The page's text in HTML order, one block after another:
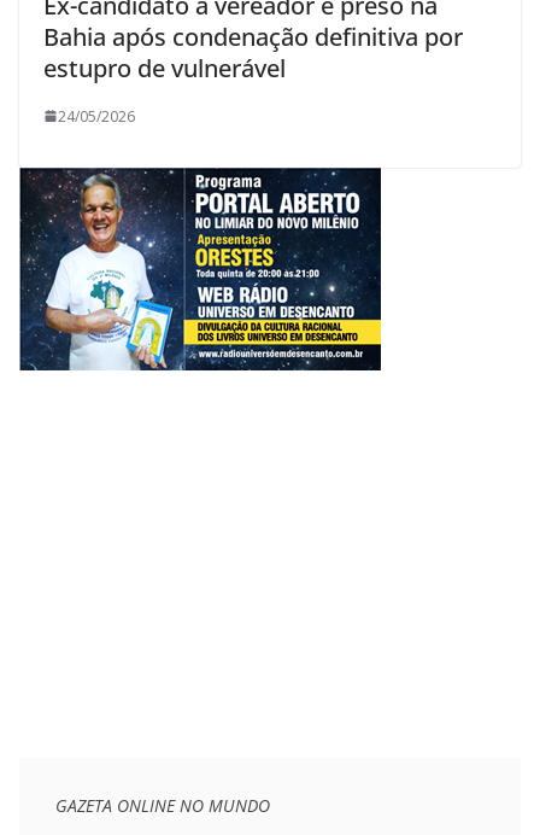
Bahia após condenação definitiva por
estupro de vulnerável
24/05/2026
GAZETA ONLINE NO MUNDO